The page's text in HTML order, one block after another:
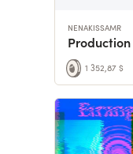
NENAKISSAMR
1 352,87 $